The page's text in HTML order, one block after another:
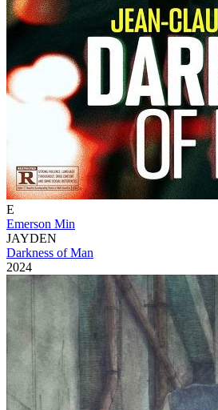
E
Emerson Min
JAYDEN
Darkness of Man
2024